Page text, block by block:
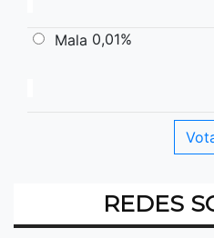
Mala 0,01%
REDES